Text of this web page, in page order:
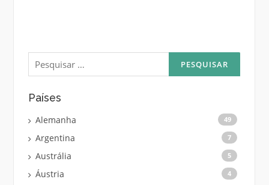
Pesquisar
por:
Países
Alemanha 49
Argentina 7
Austrália 5
Áustria 4